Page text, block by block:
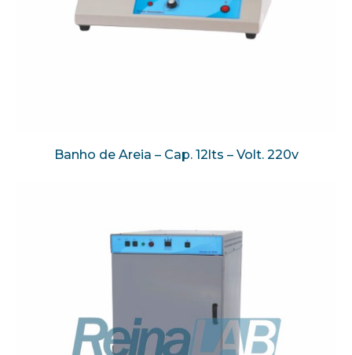
Banho de Areia – Cap. 12lts – Volt. 220v